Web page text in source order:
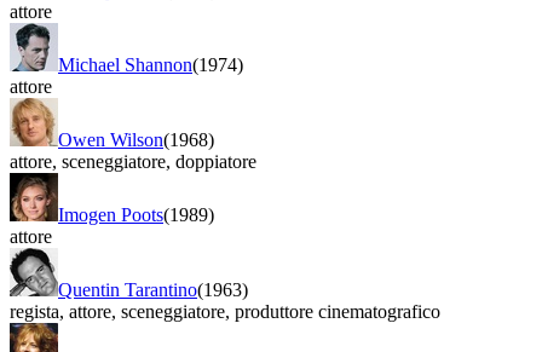
attore
Michael Shannon(1974)
attore
Owen Wilson(1968)
attore, sceneggiatore, doppiatore
Imogen Poots(1989)
attore
Quentin Tarantino(1963)
regista, attore, sceneggiatore, produttore cinematografico